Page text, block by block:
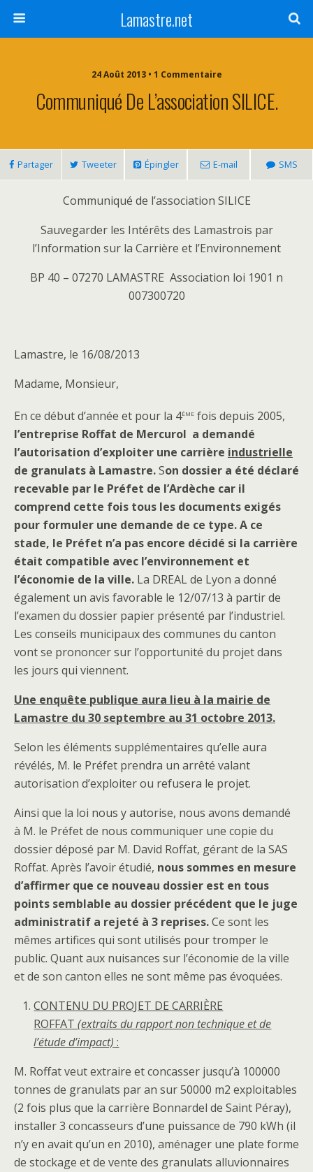
Lamastre.net
24 Août 2013 • 1 Commentaire
Communiqué De L’association SILICE.
Partager Tweeter Épingler E-mail SMS
Communiqué de l’association SILICE
Sauvegarder les Intérêts des Lamastrois par
l’Information sur la Carrière et l’Environnement
BP 40 – 07270 LAMASTRE Association loi 1901 n
007300720
Lamastre, le 16/08/2013
Madame, Monsieur,
En ce début d’année et pour la 4ème fois depuis 2005,
l’entreprise Roffat de Mercurol a demandé
l’autorisation d’exploiter une carrière industrielle
de granulats à Lamastre.Son dossier a été déclaré
recevable par le Préfet de l’Ardèche car il
comprend cette fois tous les documents exigés
pour formuler une demande de ce type. A ce
stade, le Préfet n’a pas encore décidé si la carrière
était compatible avec l’environnement et
l’économie de la ville. La DREAL de Lyon a donné
également un avis favorable le 12/07/13 à partir de
l’examen du dossier papier présenté par l’industriel.
Les conseils municipaux des communes du canton
vont se prononcer sur l’opportunité du projet dans
les jours qui viennent.
Une enquête publique aura lieu à la mairie de
Lamastre du 30 septembre au 31 octobre 2013.
Selon les éléments supplémentaires qu’elle aura
révélés, M. le Préfet prendra un arrêté valant
autorisation d’exploiter ou refusera le projet.
Ainsi que la loi nous y autorise, nous avons demandé
à M. le Préfet de nous communiquer une copie du
dossier déposé par M. David Roffat, gérant de la SAS
Roffat. Après l’avoir étudié, nous sommes en mesure
d’affirmer que ce nouveau dossier est en tous
points semblable au dossier précédent que le juge
administratif a rejeté à 3 reprises.Ce sont les
mêmes artifices qui sont utilisés pour tromper le
public. Quant aux nuisances sur l’économie de la ville
et de son canton elles ne sont même pas évoquées.
CONTENU DU PROJET DE CARRIÈRE
ROFFAT(extraits du rapport non technique et de
l’étude d’impact) :
M. Roffat veut extraire et concasser jusqu’à 100000
tonnes de granulats par an sur 50000 m2 exploitables
(2 fois plus que la carrière Bonnardel de Saint Péray),
installer 3 concasseurs d’une puissance de 790 kWh (il
n’y en avait qu’un en 2010), aménager une plate forme
de stockage et de vente des granulats alluvionnaires